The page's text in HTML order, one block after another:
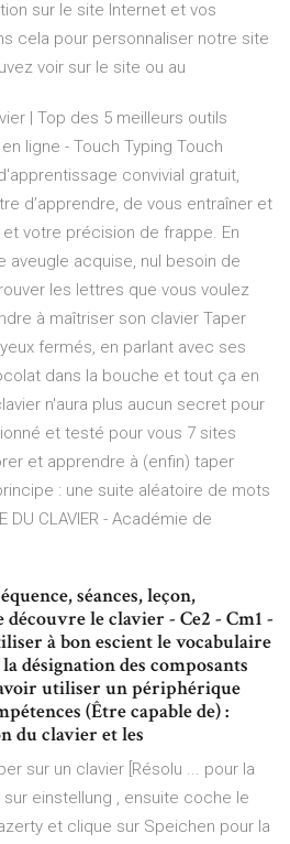
sur le site Internet et vos
cela pour personnaliser notre site
voir sur le site ou au
| Top des 5 meilleurs outils
ligne - Touch Typing Touch
convivial gratuit,
d’apprendre, de vous entraîner et
votre précision de frappe. En
aveugle acquise, nul besoin de
les lettres que vous voulez
à maîtriser son clavier Taper
fermés, en parlant avec ses
dans la bouche et tout ça en
n'aura plus aucun secret pour
et testé pour vous 7 sites
et apprendre à (enfin) taper
: une suite aléatoire de mots
DU CLAVIER - Académie de
séances, leçon,
découvre le clavier - Ce2 - Cm1 -
à bon escient le vocabulaire
désignation des composants
utiliser un périphérique
(Être capable de) :
du clavier et les
sur un clavier [Résolu ... pour la
einstellung , ensuite coche le
et clique sur Speichen pour la